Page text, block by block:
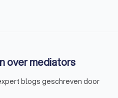
over mediators
blogs geschreven door